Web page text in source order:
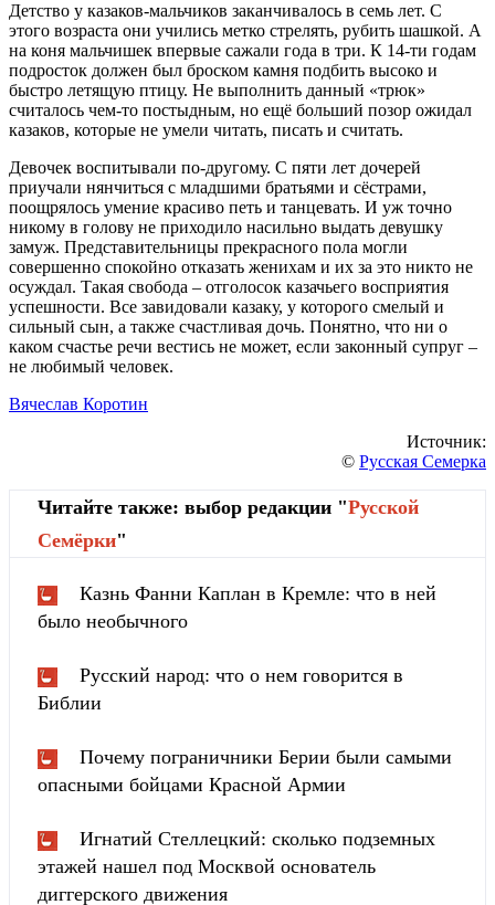
Детство у казаков-мальчиков заканчивалось в семь лет. С
этого возраста они учились метко стрелять, рубить шашкой. А
на коня мальчишек впервые сажали года в три. К 14-ти годам
подросток должен был броском камня подбить высоко и
быстро летящую птицу. Не выполнить данный «трюк»
считалось чем-то постыдным, но ещё больший позор ожидал
казаков, которые не умели читать, писать и считать.
Девочек воспитывали по-другому. С пяти лет дочерей
приучали нянчиться с младшими братьями и сёстрами,
поощрялось умение красиво петь и танцевать. И уж точно
никому в голову не приходило насильно выдать девушку
замуж. Представительницы прекрасного пола могли
совершенно спокойно отказать женихам и их за это никто не
осуждал. Такая свобода – отголосок казачьего восприятия
успешности. Все завидовали казаку, у которого смелый и
сильный сын, а также счастливая дочь. Понятно, что ни о
каком счастье речи вестись не может, если законный супруг –
не любимый человек.
Вячеслав Коротин
Источник:
© Русская Семерка
Читайте также: выбор редакции "Русской
Cемёрки"
Казнь Фанни Каплан в Кремле: что в ней
было необычного
Русский народ: что о нем говорится в
Библии
Почему пограничники Берии были самыми
опасными бойцами Красной Армии
Игнатий Стеллецкий: сколько подземных
этажей нашел под Москвой основатель
диггерского движения